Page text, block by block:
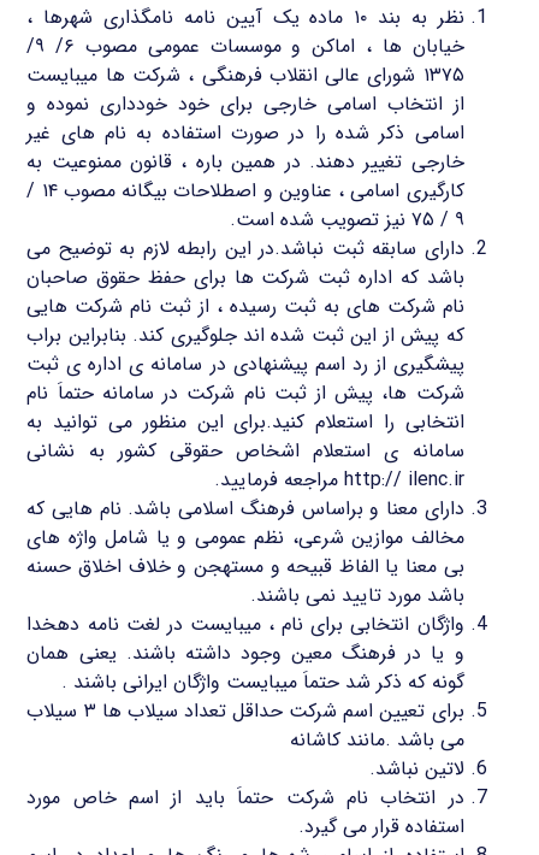
نظر به بند ۱۰ ماده یک آیین نامه نامگذاری شهرها ،
خیابان ها ، اماکن و موسسات عمومی مصوب ۶/ ۹/
۱۳۷۵ شورای عالی انقلاب فرهنگی ، شرکت ها میبایست
از انتخاب اسامی خارجی برای خود خودداری نموده و
اسامی ذکر شده را در صورت استفاده به نام های غیر
خارجی تغییر دهند. در همین باره ، قانون ممنوعیت به
کارگیری اسامی ، عناوین و اصطلاحات بیگانه مصوب ۱۴ /
۹ / ۷۵ نیز تصویب شده است.
دارای سابقه ثبت نباشد.در این رابطه لازم به توضیح می
باشد که اداره ثبت شرکت ها برای حفظ حقوق صاحبان
نام شرکت های به ثبت رسیده ، از ثبت نام شرکت هایی
که پیش از این ثبت شده اند جلوگیری کند. بنابراین براب
پیشگیری از رد اسم پیشنهادی در سامانه ی اداره ی ثبت
شرکت ها، پیش از ثبت نام شرکت در سامانه حتماَ نام
انتخابی را استعلام کنید.برای این منظور می توانید به
سامانه ی استعلام اشخاص حقوقی کشور به نشانی
http:// ilenc.ir مراجعه فرمایید.
دارای معنا و براساس فرهنگ اسلامی باشد. نام هایی که
مخالف موازین شرعی، نظم عمومی و یا شامل واژه های
بی معنا یا الفاظ قبیحه و مستهجن و خلاف اخلاق حسنه
باشد مورد تایید نمی باشند.
واژگان انتخابی برای نام ، میبایست در لغت نامه دهخدا
و یا در فرهنگ معین وجود داشته باشند. یعنی همان
گونه که ذکر شد حتماَ میبایست واژگان ایرانی باشند .
برای تعیین اسم شرکت حداقل تعداد سیلاب ها ۳ سیلاب
می باشد .مانند کاشانه
لاتین نباشد.
در انتخاب نام شرکت حتماَ باید از اسم خاص مورد
استفاده قرار می گیرد.